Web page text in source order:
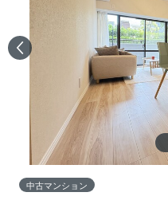
中古マンション